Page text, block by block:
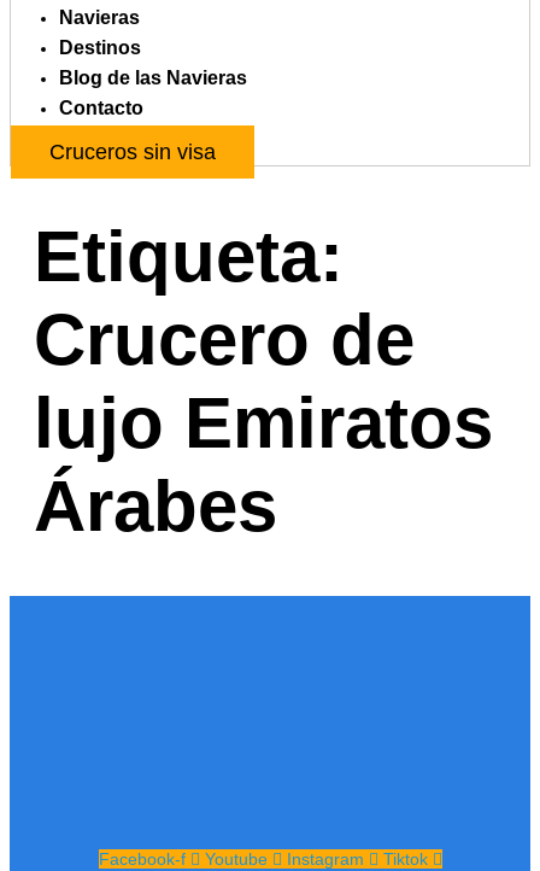
Navieras
Destinos
Blog de las Navieras
Contacto
Cruceros sin visa
Etiqueta:
Crucero de
lujo Emiratos
Árabes
Facebook-f Youtube Instagram
Tiktok